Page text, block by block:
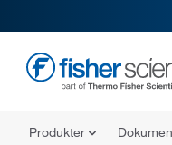
Produkter